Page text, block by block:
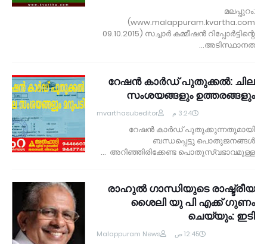
മലപ്പുറം:
(www.malappuram.kvartha.com
09.10.2015) സച്ചാര്‍ കമ്മീഷന്‍ റിപ്പോര്‍ട്ടിന്റെ
അടിസ്ഥാനത…
റേഷന്‍ കാര്‍ഡ് പുതുക്കല്‍: ചില
സംശയങ്ങളും ഉത്തരങ്ങളും
mvarthasubeditor 3:24 م
റേഷന്‍ കാര്‍ഡ് പുതുക്കുന്നതുമായി
ബന്ധപ്പെട്ടു പൊതുജനങ്ങള്‍
അറിഞ്ഞിരിക്കേണ്ട പൊതുസ്വഭാവമുള്ള …
രാഹുല്‍ ഗാന്ധിയുടെ രാഷ്ട്രീയ
ശൈലി യു പി എക്ക് ഗുണം
ചെയ്യും: ഇടി
Malappuram News 12:45 ص